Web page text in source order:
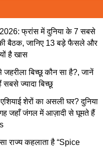
फ्रांस में दुनिया के 7 सबसे
बैठक, जानिए 13 बड़े फैसले और
है खास
जहरीला बिच्छू कौन सा है?, जानें
सबसे ज्यादा बिच्छू
शेरों का असली घर? दुनिया
जहाँ जंगल में आज़ादी से घूमते हैं
राज्य कहलाता है “Spice